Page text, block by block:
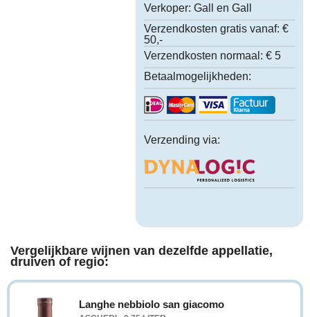
Verkoper: Gall en Gall
Verzendkosten gratis vanaf: €
50,-
Verzendkosten normaal: € 5
Betaalmogelijkheden:
Verzending via:
Vergelijkbare wijnen van dezelfde appellatie,
druiven of regio:
Langhe nebbiolo san giacomo